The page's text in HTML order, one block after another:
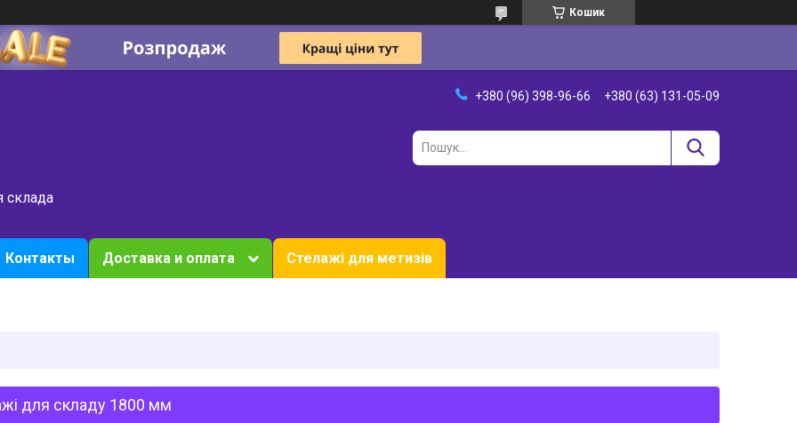
Кошик
склада
+380 (96) 398-96-66 +380 (63) 131-05-09
Контакты Доставка и оплата Стелажі для метизів
для складу 1800 мм